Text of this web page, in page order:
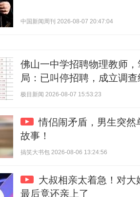
中国新闻周刊 2026-08-07 20:47:04
佛山一中学招聘物理教师
局：已叫停招聘，成立调
极目新闻 2026-08-07 15:53:23
情侣闹矛盾，男生突然
故事！
搞笑大书包 2026-08-06 13:24:56
大叔相亲太着急！对大
最后竟还亲上了